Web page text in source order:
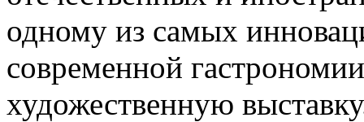
одному из самых
современной
художественную